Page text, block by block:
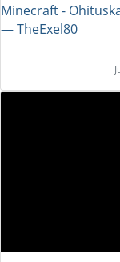
Minecraft -
― TheExel80